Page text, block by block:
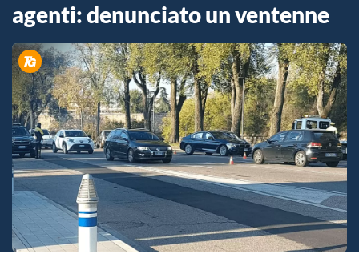
agenti: denunciato un ventenne